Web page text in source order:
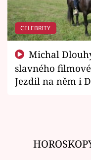
CELEBRITY
slavného
Jezdil na něm i